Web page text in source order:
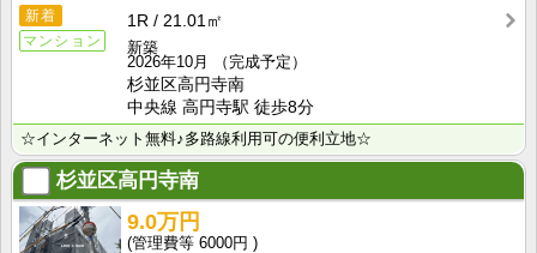
新着
マンション
1R
21.01㎡
新築
2026年10月
（完成予定）
杉並区高円寺南
中央線 高円寺駅 徒歩8分
☆インターネット無料♪多路線利用可の便利立地☆
杉並区高円寺南
9.0万円
6000円